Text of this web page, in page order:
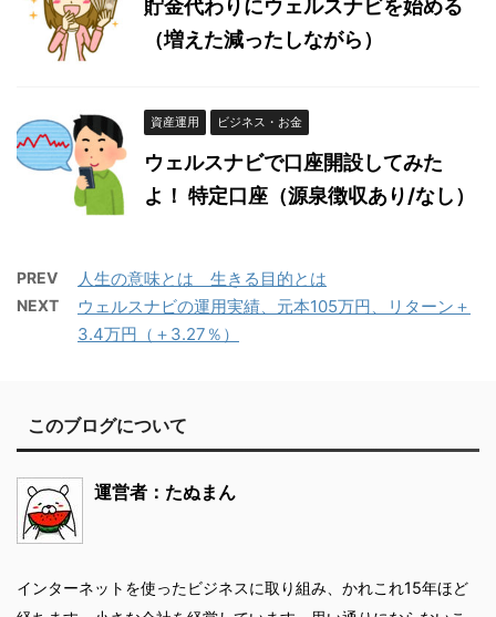
貯金代わりにウェルスナビを始める
（増えた減ったしながら）
資産運用 ビジネス・お金
ウェルスナビで口座開設してみた
よ！ 特定口座（源泉徴収あり/なし）
PREV 人生の意味とは 生きる目的とは
NEXT
ウェルスナビの運用実績、元本105万円、リターン＋
3.4万円（＋3.27％）
このブログについて
運営者：たぬまん
インターネットを使ったビジネスに取り組み、かれこれ15年ほど